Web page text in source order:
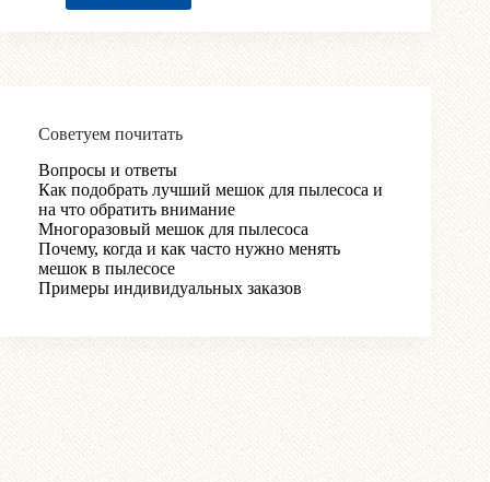
Советуем почитать
Вопросы и ответы
Как подобрать лучший мешок для пылесоса и
на что обратить внимание
Многоразовый мешок для пылесоса
Почему, когда и как часто нужно менять
мешок в пылесосе
Примеры индивидуальных заказов